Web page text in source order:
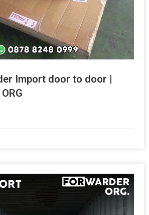
Import door to door |